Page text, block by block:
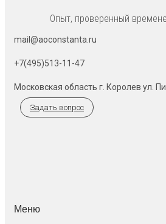
Опыт, проверенный
mail@aoconstanta.ru
+7(495)513-11-47
Московская область г. Королев ул.
Задать вопрос
Меню